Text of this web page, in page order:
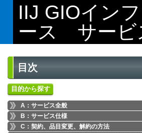
IIJ GIOイン
ース サービ
目次
目的から探す
A：サービス全般
B：サービス仕様
C：契約、品目変更、解約の方法